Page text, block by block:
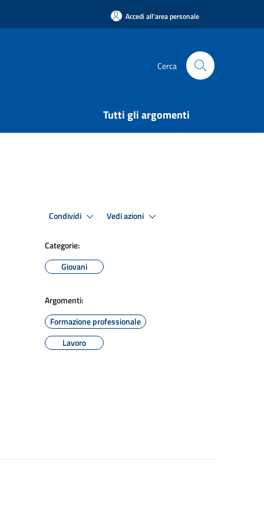
Accedi all'area personale
Cerca
Tutti gli argomenti
Condividi Vedi azioni
Categorie:
Giovani
Argomenti:
Formazione professionale
Lavoro